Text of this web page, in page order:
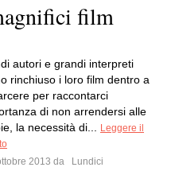
film
autori e grandi interpreti
rinchiuso i loro film dentro a
per raccontarci
di non arrendersi alle
la necessità di...
Leggere il
2013 da
Lundici